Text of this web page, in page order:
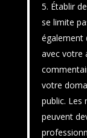
Établir
se limite
également
avec votre
votre
public. Les
peuvent